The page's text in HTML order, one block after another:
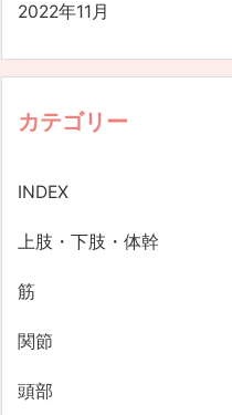
2022年11月
カテゴリー
INDEX
上肢・下肢・体幹
筋
関節
頭部